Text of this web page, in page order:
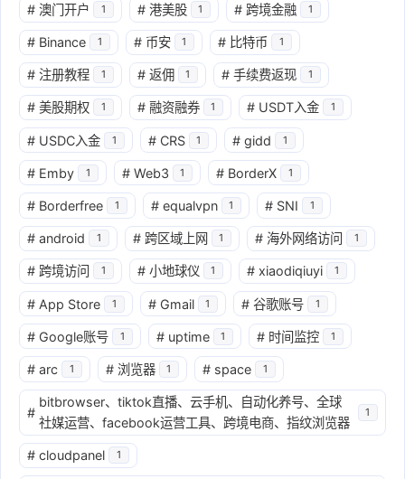
# 澳门开户 1 # 港美股 1 # 跨境金融 1
# Binance 1 # 币安 1 # 比特币 1
# 注册教程 1 # 返佣 1 # 手续费返现 1
# 美股期权 1 # 融资融券 1 # USDT入金 1
# USDC入金 1 # CRS 1 # gidd 1
# Emby 1 # Web3 1 # BorderX 1
# Borderfree 1 # equalvpn 1 # SNI 1
# android 1 # 跨区域上网 1 # 海外网络访问 1
# 跨境访问 1 # 小地球仪 1 # xiaodiqiuyi 1
# App Store 1 # Gmail 1 # 谷歌账号 1
# Google账号 1 # uptime 1 # 时间监控 1
# arc 1 # 浏览器 1 # space 1
#
bitbrowser、tiktok直播、云手机、自动化养号、全球
社媒运营、facebook运营工具、跨境电商、指纹浏览器
1
# cloudpanel 1